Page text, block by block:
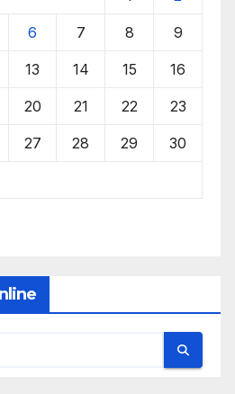
6 7 8 9
13 14 15 16
20 21 22 23
27 28 29 30